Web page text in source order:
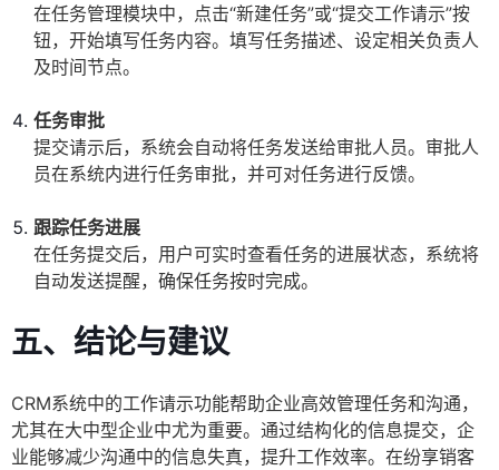
在任务管理模块中，点击“新建任务”或“提交工作请示”按
钮，开始填写任务内容。填写任务描述、设定相关负责人
及时间节点。
任务审批
提交请示后，系统会自动将任务发送给审批人员。审批人
员在系统内进行任务审批，并可对任务进行反馈。
跟踪任务进展
在任务提交后，用户可实时查看任务的进展状态，系统将
自动发送提醒，确保任务按时完成。
五、结论与建议
CRM系统中的工作请示功能帮助企业高效管理任务和沟通，
尤其在大中型企业中尤为重要。通过结构化的信息提交，企
业能够减少沟通中的信息失真，提升工作效率。在纷享销客